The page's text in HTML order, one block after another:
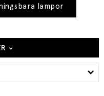
lampor